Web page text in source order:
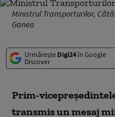
Ministrul Transporturilor,
Ganea
Urmărește Digi24în Google
Discover
Prim-
transmis un mesaj